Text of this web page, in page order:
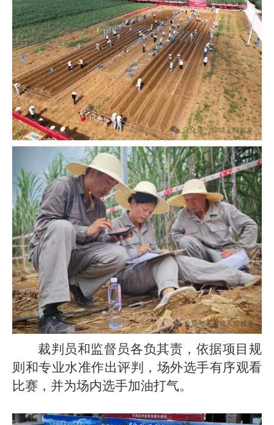
裁判员和监督员各负其责，依据项目规
则和专业水准作出评判，场外选手有序观看
比赛，并为场内选手加油打气。